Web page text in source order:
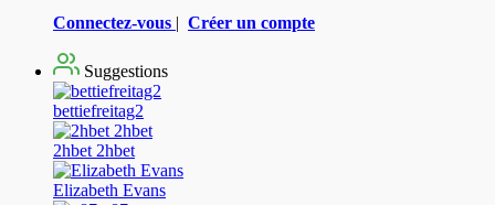
Connectez-vous | Créer un compte
Suggestions
bettiefreitag2
2hbet 2hbet
Elizabeth Evans